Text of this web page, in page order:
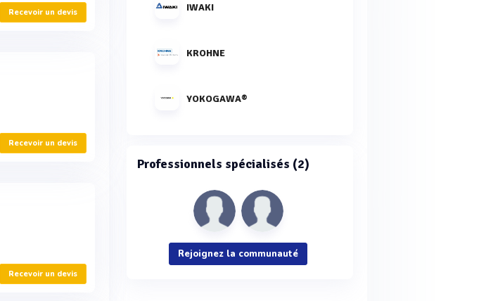
Recevoir un devis
Recevoir un devis
Recevoir un devis
IWAKI
KROHNE
YOKOGAWA®
Professionnels spécialisés (2)
Rejoignez la communauté